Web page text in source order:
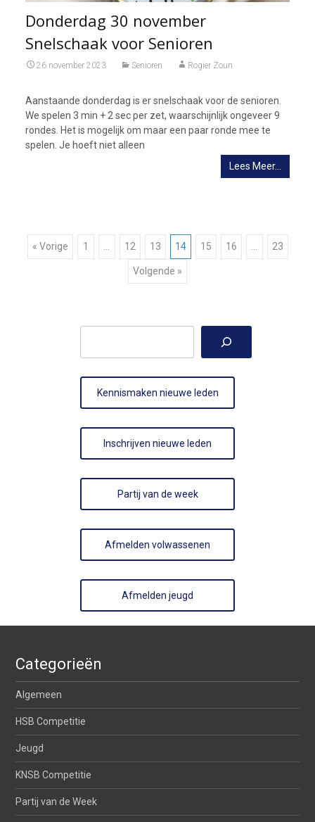
Donderdag 30 november
Snelschaak voor Senioren
26 november 2023 Senioren Rogier Zoun
Aanstaande donderdag is er snelschaak voor de senioren.
We spelen 3 min + 2 sec per zet, waarschijnlijk ongeveer 9
rondes. Het is mogelijk om maar een paar ronde mee te
spelen. Je hoeft niet alleen
Lees Meer…
Berichtnavigatie
« Vorige 1 12 13 14 15 16 23
Volgende »
Kennismaken nieuwe leden
Inschrijven nieuwe leden
Partij van de week
Afmelden volwassenen
Afmelden jeugd
Categorieën
Algemeen
HSB Competitie
Jeugd
KNSB Competitie
Partij van de Week